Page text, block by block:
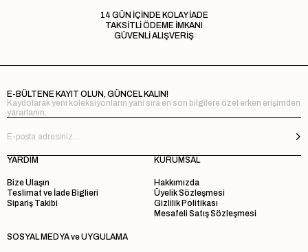
14 GÜN İÇİNDE KOLAY İADE
TAKSİTLİ ÖDEME İMKANI
GÜVENLİ ALIŞVERİŞ
E-BÜLTENE KAYIT OLUN, GÜNCEL KALIN!
Kaydolarak yeni koleksiyonların yanı sıra en son bilgilere özel erken erişimden
yararlanın.
YARDIM
Bize Ulaşın
Teslimat ve İade Biglieri
Sipariş Takibi
KURUMSAL
Hakkımızda
Üyelik Sözleşmesi
Gizlilik Politikası
Mesafeli Satış Sözleşmesi
SOSYAL MEDYA ve UYGULAMA